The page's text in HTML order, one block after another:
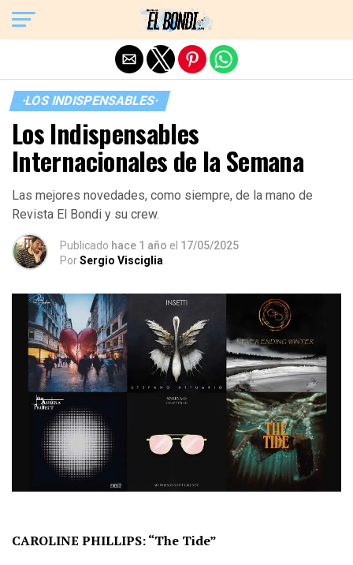
·LOS INDISPENSABLES·
Los Indispensables
Internacionales de la Semana
Las mejores novedades, como siempre, de la mano de
Revista El Bondi y su crew.
Publicado hace 1 año el 17/05/2025
PorSergio Visciglia
CAROLINE PHILLIPS: “The Tide”
Exit mobile version